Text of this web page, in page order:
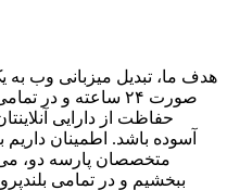
هدف ما، تبدیل میزبانی وب
صورت ۲۴ ساعته و
حفاظت از دارایی
آسوده باشد. اطمینان
متخصصان پارسه دو، می
ببخشیم و در تمامی